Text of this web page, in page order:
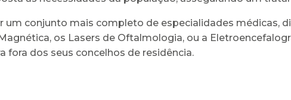
um conjunto mais completo de especialidades médicas,
os Lasers de Oftalmologia, ou a
fora dos seus concelhos de residência.